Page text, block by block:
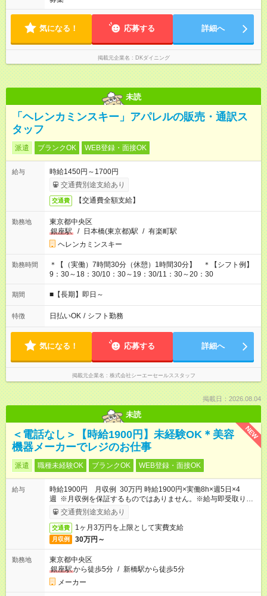
気になる！ 応募する 詳細へ
掲載元企業名 DKダイニング
未読
「ヘレンカミンスキー」アパレルの販売・通訳ス
タッフ
派遣 ブランクOK WEB登録・面接OK
給与
時給1450円～1700円
交通費別途支給あり
交通費 【交通費全額支給】
勤務地
東京都中央区
銀座駅
/ 日本橋(東京都)駅 / 有楽町駅
ヘレンカミンスキー
勤務時間
＊【（実働）7時間30分（休憩）1時間30分】 ＊【シフト例】
9：30～18：30/10：30～19：30/11：30～20：30
期間 ■【長期】即日～
特徴 日払いOK / シフト勤務
気になる！ 応募する 詳細へ
掲載元企業名 株式会社シーエーセールススタッフ
掲載日：2026.08.04
未読
NEW
＜電話なし＞【時給1900円】未経験OK＊美容
機器メーカーでレジのお仕事
派遣 職種未経験OK ブランクOK WEB登録・面接OK
給与
時給1900円 月収例 30万円 時給1900円×実働8h×週5日×4
週 ※月収例を保証するものではありません。※給与即受取りサ
ービス利用可（利用条件有）
交通費別途支給あり
交通費 1ヶ月3万円を上限として実費支給
月収例 30万円～
勤務地
東京都中央区
銀座駅から徒歩5分 / 新橋駅から徒歩5分
メーカー